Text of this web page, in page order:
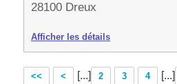
28100 Dreux
Afficher les détails
<< < [...] 2 3 4 [...]